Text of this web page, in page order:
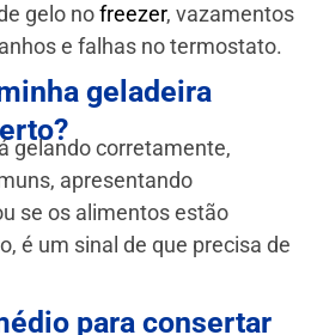
gelo nofreezer, vazamentos
e falhas no termostato.
geladeira
gelando corretamente,
apresentando
se os alimentos estão
é um sinal de que precisa de
para consertar